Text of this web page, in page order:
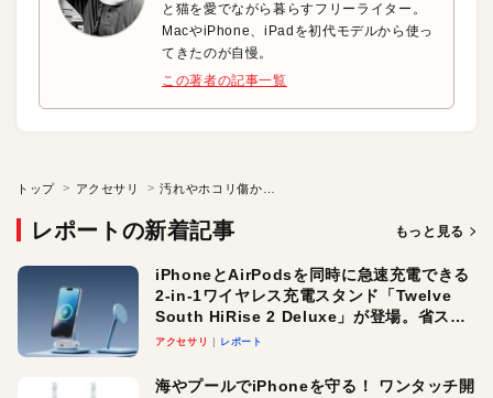
と猫を愛でながら暮らすフリーライター。
MacやiPhone、iPadを初代モデルから使っ
てきたのが自慢。
この著者の記事一覧
トップ アクセサリ
レポートの新着記事 もっと見る
iPhoneとAirPodsを同時に急速充電できる
2-in-1ワイヤレス充電スタンド「Twelve
South HiRise 2 Deluxe」が登場。省スペ
ースでおしゃれに充電したい人にオスス
アクセサリ レポート
海やプールでiPhoneを守る！ ワンタッチ開